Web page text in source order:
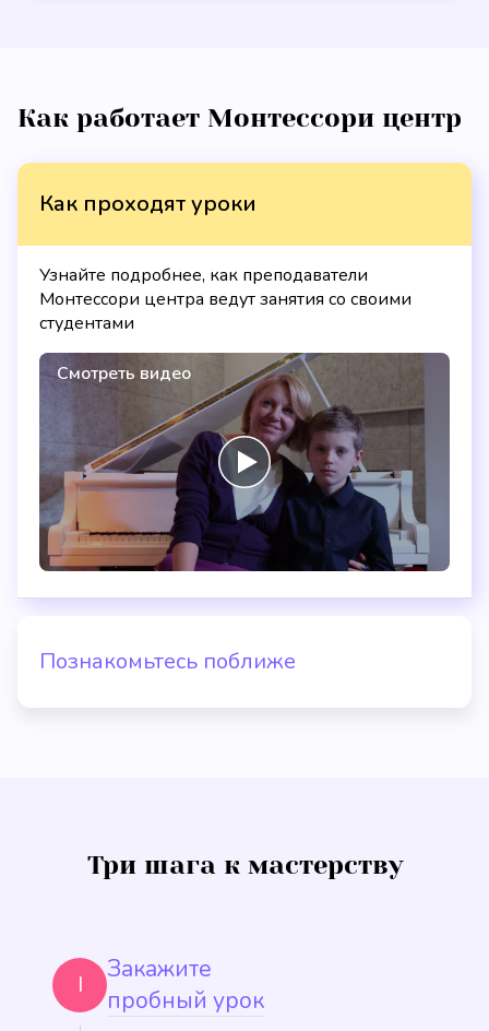
Как работает Монтессори центр
Как проходят уроки
Узнайте подробнее, как преподаватели
Монтессори центра ведут занятия со своими
студентами
Смотреть видео
Познакомьтесь поближе
Три шага к мастерству
I
Закажите
пробный урок